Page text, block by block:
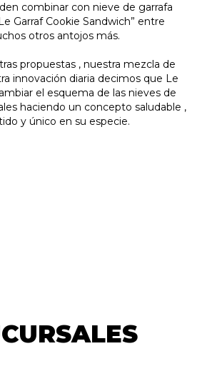
combinar con nieve de garrafa
Garraf Cookie Sandwich” entre
otros antojos más.
propuestas , nuestra mezcla de
innovación diaria decimos que Le
el esquema de las nieves de
haciendo un concepto saludable ,
y único en su especie.